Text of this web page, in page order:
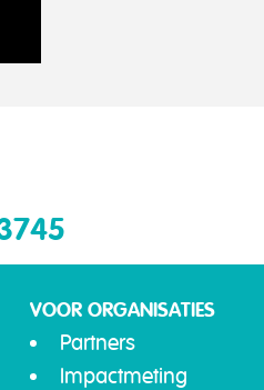
VOOR ORGANISATIES
Partners
Impactmeting